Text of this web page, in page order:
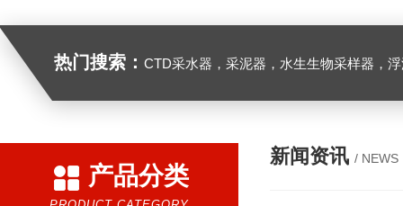
热门搜索： CTD采水器，采泥器，水生生物采样器，浮游生物多联采样网，海洋微塑料采样分析系统，浮游动物扫描分析系统，水下颗粒物和浮游动物图像原位采集系
产品分类
新闻资讯 / NEWS